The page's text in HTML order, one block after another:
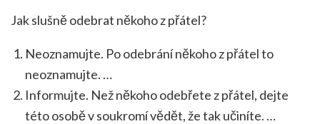
Jak slušně odebrat někoho z přátel?
Neoznamujte. Po odebrání někoho z přátel to
neoznamujte. …
Informujte. Než někoho odebřete z přátel, dejte
této osobě v soukromí vědět, že tak učiníte. …